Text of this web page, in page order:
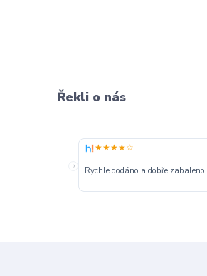
Řekli o nás
«
★★★★☆
Rychle dodáno a dobře zabaleno.